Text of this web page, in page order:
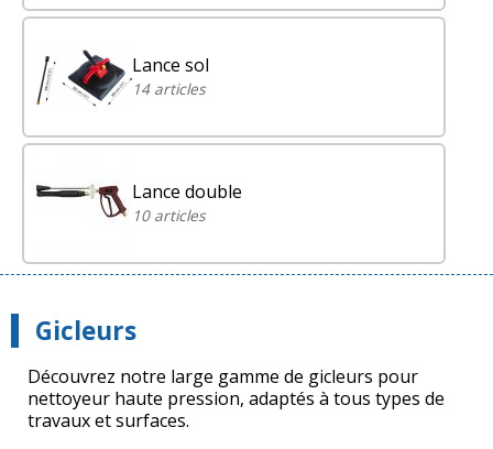
Lance sol
14 articles
Lance double
10 articles
Gicleurs
Découvrez notre large gamme de gicleurs pour
nettoyeur haute pression, adaptés à tous types de
travaux et surfaces.